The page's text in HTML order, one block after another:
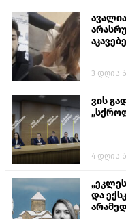
3 დღის
ვის
4 დღის
და